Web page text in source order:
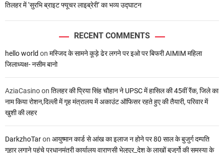
तिलहर में ‘सुरभि ब्राइट फ्यूचर लाइब्रेरी’ का भव्य उद्घाटन
RECENT COMMENTS
hello world on मस्जिद के सामने कूड़े ढेर लगने पर इओ पर बिफरी AIMIM महिला
जिलाध्यक्ष- नसीम बानो
AziaCasinoon तिलहर की प्रिया सिंह चौहान ने UPSC में हासिल की 45वीं रैंक, जिले का
नाम किया रोशन,दिल्ली में गृह मंत्रालय में अकाउंट ऑफिसर रहते हुए की तैयारी, परिवार में
खुशी की लहर
DarkzhoTaron आयुष्मान कार्ड से आंख का इलाज न होने पर 80 साल के बुजुर्ग दम्पति
गुहार लगाने पहुंचे प्रधानमंत्री कार्यालय वाराणसी भेलूपुर_देश के लाखों बुजुर्गो की समस्या के